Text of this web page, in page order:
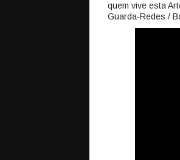
quem vive esta
Guarda-Redes /